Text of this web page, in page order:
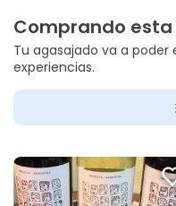
Comprando esta
Tu agasajado va a poder
experiencias.